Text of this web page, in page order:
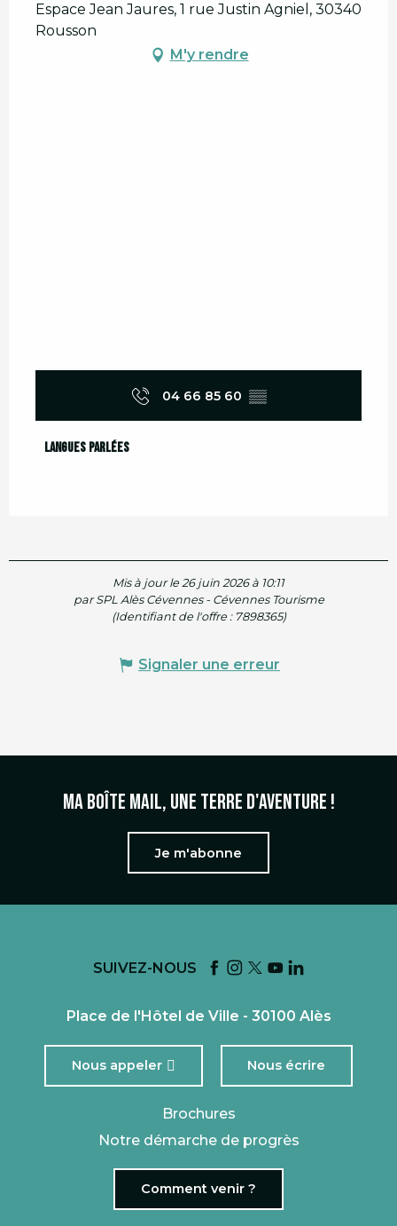
Espace Jean Jaures, 1 rue Justin Agniel, 30340
Rousson
M'y rendre
04 66 85 60 ▒▒
Langues parlées
Langues parlées
Mis à jour le 26 juin 2026 à 10:11
par SPL Alès Cévennes - Cévennes Tourisme
(Identifiant de l'offre : 7898365)
Signaler une erreur
Ma boîte mail, une terre d'aventure !
Je m'abonne
SUIVEZ-NOUS
Place de l'Hôtel de Ville - 30100 Alès
Nous appeler Nous écrire
Brochures
Notre démarche de progrès
Comment venir ?